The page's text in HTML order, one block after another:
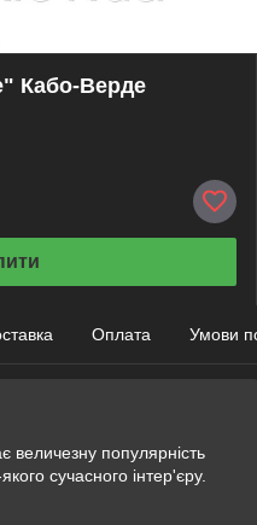
Кабо-Верде
Оплата Умови
величезну популярність
сучасного інтер'єру.